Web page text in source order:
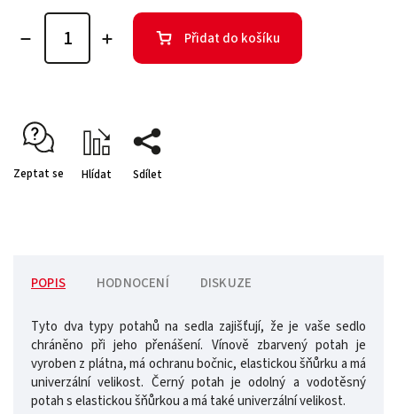
Přidat do košíku
Zeptat se Hlídat Sdílet
POPIS HODNOCENÍ DISKUZE
Tyto dva typy potahů na sedla zajišťují, že je vaše sedlo
chráněno při jeho přenášení. Vínově zbarvený potah je
vyroben z plátna, má ochranu bočnic, elastickou šňůrku a má
univerzální velikost. Černý potah je odolný a vodotěsný
potah s elastickou šňůrkou a má také univerzální velikost.